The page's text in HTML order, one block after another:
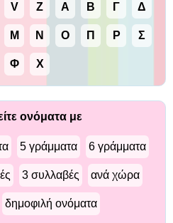
V Z Α Β Γ Δ
Μ Ν Ο Π Ρ Σ
Φ Χ
ονόματα με
5 γράμματα 6 γράμματα
3 συλλαβές ανά χώρα
δημοφιλή ονόματα